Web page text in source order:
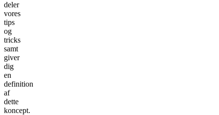
deler
vores
tips
og
tricks
samt
giver
dig
en
definition
af
dette
koncept.